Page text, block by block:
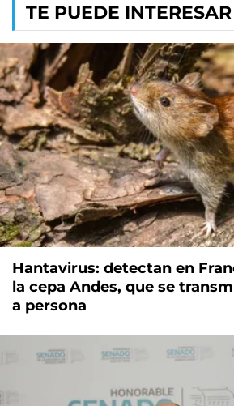
TE PUEDE INTERESAR
Hantavirus: detectan en
la cepa Andes, que se
a persona